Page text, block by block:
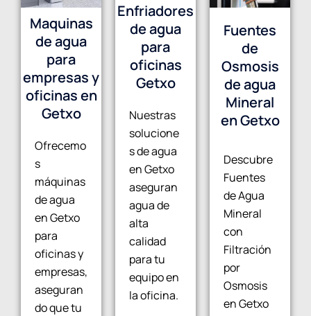
Maquinas
de agua
para
empresas y
oficinas en
Getxo
Ofrecemo
s
máquinas
de agua
en Getxo
para
oficinas y
empresas,
aseguran
do que tu
Enfriadores
de agua
para
oficinas
Getxo
Nuestras
solucione
s de agua
en Getxo
aseguran
agua de
alta
calidad
para tu
equipo en
la oficina.
Fuentes
de
Osmosis
de agua
Mineral
en Getxo
Descubre
Fuentes
de Agua
Mineral
con
Filtración
por
Osmosis
en Getxo